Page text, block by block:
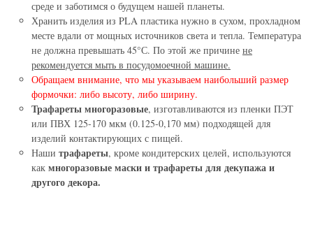
среде и заботимся о будущем нашей планеты.
Хранить изделия из PLA пластика нужно в сухом, прохладном
месте вдали от мощных источников света и тепла. Температура
не должна превышать 45°С. По этой же причине не
рекомендуется мыть в посудомоечной машине.
Обращаем внимание, что мы указываем наибольший размер
формочки: либо высоту, либо ширину.
Трафареты многоразовые, изготавливаются из пленки ПЭТ
или ПВХ 125-170 мкм (0.125-0,170 мм) подходящей для
изделий контактирующих с пищей.
Наши трафареты, кроме кондитерских целей, используются
как многоразовые маски и трафареты для декупажа и
другого декора.